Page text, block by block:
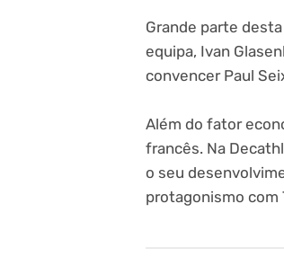
Grande parte
equipa, Ivan
convencer Paul
Além do fator
francês. Na
o seu
protagonismo com